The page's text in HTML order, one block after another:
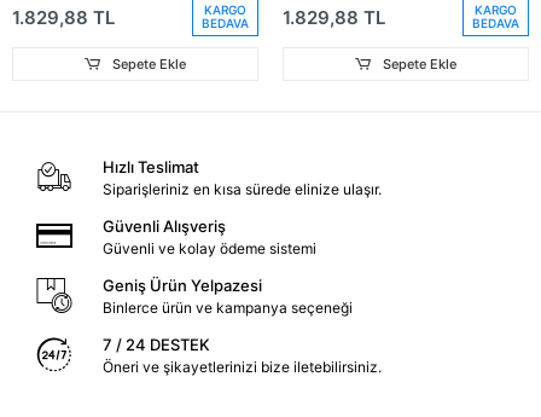
1.829,88 TL
KARGO
BEDAVA
Sepete Ekle
1.829,88 TL
KARGO
BEDAVA
Sepete Ekle
Hızlı Teslimat
Siparişleriniz en kısa sürede elinize ulaşır.
Güvenli Alışveriş
Güvenli ve kolay ödeme sistemi
Geniş Ürün Yelpazesi
Binlerce ürün ve kampanya seçeneği
7 / 24 DESTEK
Öneri ve şikayetlerinizi bize iletebilirsiniz.